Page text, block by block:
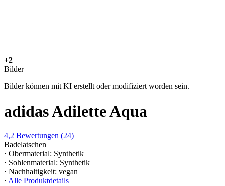
+2
Bilder
Bilder können mit KI erstellt oder modifiziert worden sein.
adidas Adilette Aqua
4,2 Bewertungen (24)
Badelatschen
· Obermaterial: Synthetik
· Sohlenmaterial: Synthetik
· Nachhaltigkeit: vegan
· Alle Produktdetails